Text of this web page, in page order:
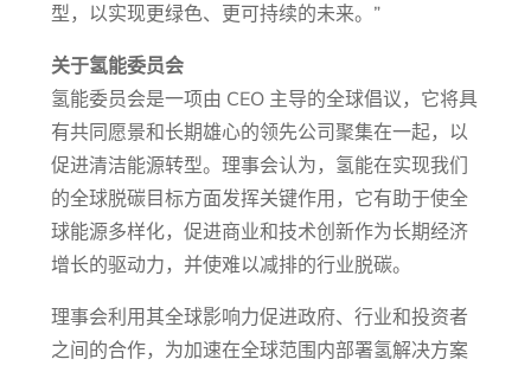
型，以实现更绿色、更可持续的未来。”
关于氢能委员会
氢能委员会是一项由 CEO 主导的全球倡议，它将具
有共同愿景和长期雄心的领先公司聚集在一起，以
促进清洁能源转型。理事会认为，氢能在实现我们
的全球脱碳目标方面发挥关键作用，它有助于使全
球能源多样化，促进商业和技术创新作为长期经济
增长的驱动力，并使难以减排的行业脱碳。
理事会利用其全球影响力促进政府、行业和投资者
之间的合作，为加速在全球范围内部署氢解决方案